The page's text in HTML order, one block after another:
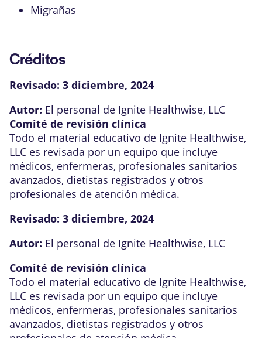
Migrañas
Créditos
Revisado: 3 diciembre, 2024
Autor: El personal de Ignite Healthwise, LLC
Comité de revisión clínica
Todo el material educativo de Ignite Healthwise,
LLC es revisada por un equipo que incluye
médicos, enfermeras, profesionales sanitarios
avanzados, dietistas registrados y otros
profesionales de atención médica.
Revisado: 3 diciembre, 2024
Autor: El personal de Ignite Healthwise, LLC
Comité de revisión clínica
Todo el material educativo de Ignite Healthwise,
LLC es revisada por un equipo que incluye
médicos, enfermeras, profesionales sanitarios
avanzados, dietistas registrados y otros